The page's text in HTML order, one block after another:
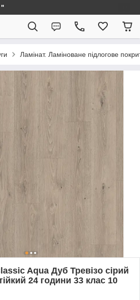
"
Ламінат. Ламіноване підлогове
Aqua Дуб Тревізо сірий
24 години 33 клас 10